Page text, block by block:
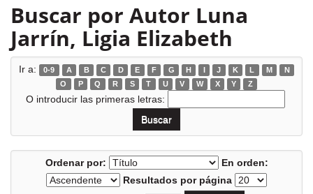
Buscar por Autor Luna
Jarrín, Ligia Elizabeth
Ir a: 0-9 A B C D E F G H I J K L M
N
O
P Q R S T U V W X Y Z
O introducir las primeras letras:
Ordenar por:
En orden:
Resultados por página